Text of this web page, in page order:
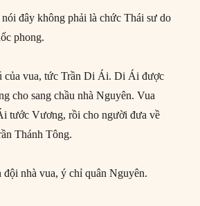
đây không phải là chức Thái sư do
phong.
của vua, tức Trần Di Ái. Di Ái được
cho sang chầu nhà Nguyên. Vua
tước Vương, rồi cho người đưa về
Thánh Tông.
nhà vua, ý chỉ quân Nguyên.